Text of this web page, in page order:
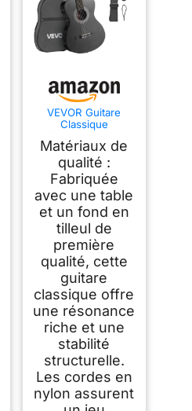
VEVOR Guitare
Classique
avec Cordes Nylon,
Housse de
Transport, Sangle,
Accordeur, Cordes
Supplémentaires,
Médiators,
Capodastre, en
Tilleul, pour
Adolescent, Adulte,
Étudiant, Noir
Matériaux de
qualité :
Fabriquée
avec une table
et un fond en
tilleul de
première
qualité, cette
guitare
classique offre
une résonance
riche et une
stabilité
structurelle.
Les cordes en
nylon assurent